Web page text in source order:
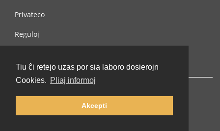
Tiu ĉi retejo uzas por sia laboro dosierojn
Cookies. Pliaj informoj
Akcepti
Privateco
Reguloj
© 2002-2026 lernu.net |Impressum